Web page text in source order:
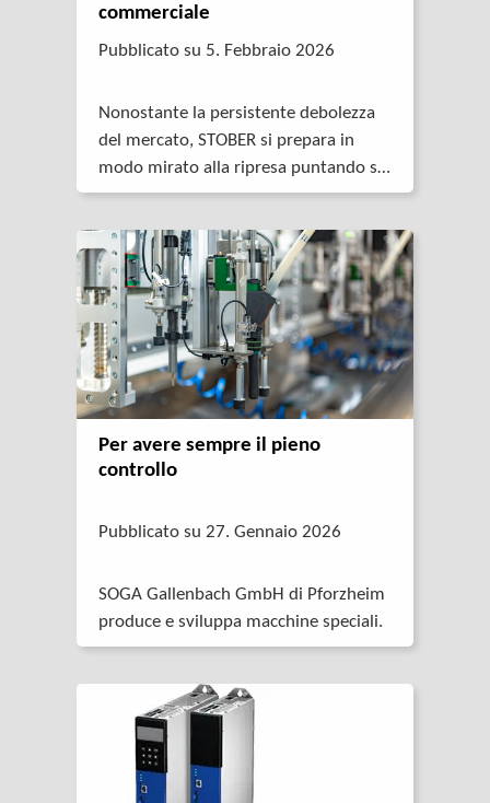
commerciale
Pubblicato su 5. Febbraio 2026
Nonostante la persistente debolezza
del mercato, STOBER si prepara in
modo mirato alla ripresa puntando su
forza internazionale, soluzioni
soprattutto nel settore
dell’automazione e della robotica.
Per avere sempre il pieno
controllo
Pubblicato su 27. Gennaio 2026
SOGA Gallenbach GmbH di Pforzheim
produce e sviluppa macchine speciali.